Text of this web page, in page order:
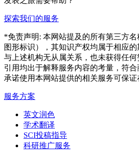
探索我们的服务
*免责声明: 本网站提及的所有第三方
图形标识），其知识产权均属于相应
与上述机构无从属关系，也未获得任
引用均出于解释服务内容的考量，符
承诺使用本网站提供的相关服务可保证
服务方案
英文润色
学术翻译
SCI投稿指导
科研推广服务